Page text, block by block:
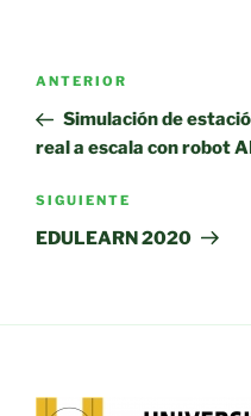
Navegación
entradas
Entrada
anterior:
ANTERIOR
Simulación de
real a escala con robot
Siguiente
entrada
SIGUIENTE
EDULEARN 2020